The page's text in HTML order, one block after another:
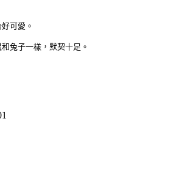
可愛。
兔子一樣，默契十足。